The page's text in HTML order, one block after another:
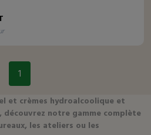
1
et crèmes hydroalcoolique et
notre gamme complète
les ateliers ou les